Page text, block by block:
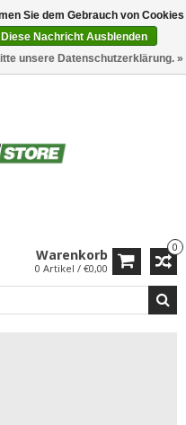
0
Warenkorb
0 Artikel / €0,00
Sie dem Gebrauch von Cookies
Diese Nachricht Ausblenden
unsere Datenschutzerklärung. »